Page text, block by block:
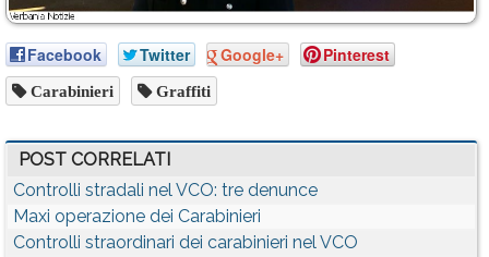
Facebook Twitter Google+ Pinterest
Carabinieri Graffiti
POST CORRELATI
Controlli stradali nel VCO: tre denunce
Maxi operazione dei Carabinieri
Controlli straordinari dei carabinieri nel VCO